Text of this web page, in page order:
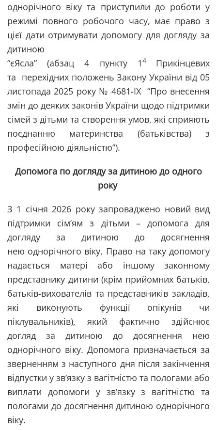
однорічного віку та приступили до роботи у
режимі повного робочого часу, має право з
цієї дати отримувати допомогу для догляду за
дитиною
“єЯсла” (абзац 4 пункту 14 Прикінцевих
та перехідних положень Закону України від 05
листопада 2025 року № 4681-IX “Про внесення
змін до деяких законів України щодо підтримки
сімей з дітьми та створення умов, які сприяють
поєднанню материнства (батьківства) з
професійною діяльністю”).
Допомога по догляду за дитиною до одного
року
З 1 січня 2026 року запроваджено новий вид
підтримки сім’ям з дітьми – допомога для
догляду за дитиною до досягнення
нею однорічного віку. Право на таку допомогу
надається матері або іншому законному
представнику дитини (крім прийомних батьків,
батьків-вихователів та представників закладів,
які виконують функції опікунів чи
піклувальників), який фактично здійснює
догляд за дитиною до досягнення нею
однорічного віку. Допомога призначається за
зверненням з наступного дня після закінчення
відпустки у зв’язку з вагітністю та пологами або
виплати допомоги у зв’язку з вагітністю та
пологами до досягнення дитиною однорічного
віку.